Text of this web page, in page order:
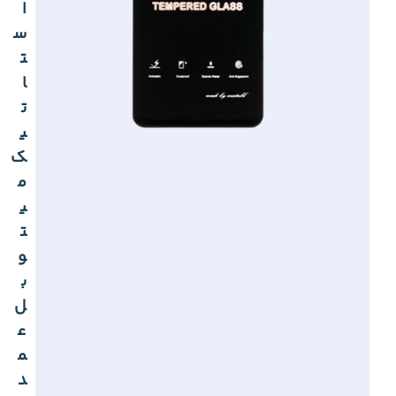
ا
س
ت
ا
ت
ی
ک
م
ی
ت
و
ب
ل
ع
م
د